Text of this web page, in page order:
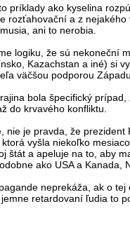
príklady ako kyselina
rozťahovační a z
ani to nerobia.
logiku, že sú nekoneční
Kazachstan a iné) si
väčšou podporou
bola špecifický
do krvavého konfliktu.
nie je pravda, že
vyšla niekoľko
štát a apeluje na to, aby
ako USA a Kanada,
neprekáža, ak o
retardovaní ľudia to